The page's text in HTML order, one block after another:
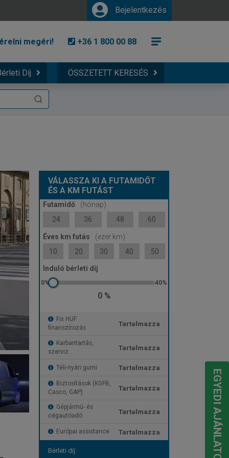
Bejelentkezés
megéri! +36 1 800 00 88
Díj ÖSSZETETT KERESÉS
VÁLASSZA KI A FUTAMIDŐT
ÉS A KM FUTÁST
Futamidő
(hónap)
24
36 48 60
Éves km futás
(ezer km)
10
20 30 40 50
Induló bérleti díj
0 %
Fix HUF
finanszírozás
Tartalmazza
Karbantartás,
szerviz
Tartalmazza
Téli-nyári gumi Tartalmazza
Biztosítások (KGFB,
Casco, GAP)
Tartalmazza
Gépjármű- és
cégautóadó
Tartalmazza
Európai assistance Tartalmazza
Bérleti díj: